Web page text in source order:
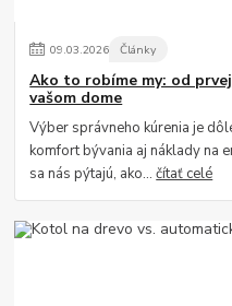
09.03.2026 Články
Ako to robíme my: od
vašom dome
Výber správneho kúrenia je
komfort bývania aj náklady na
sa nás pýtajú, ako...čítať celé